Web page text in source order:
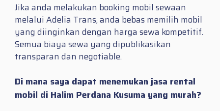
Jika anda melakukan booking mobil sewaan
melalui Adelia Trans, anda bebas memilih mobil
yang diinginkan dengan harga sewa kompetitif.
Semua biaya sewa yang dipublikasikan
transparan dan negotiable.
Di mana saya dapat menemukan jasa rental
mobil di Halim Perdana Kusuma yang murah?